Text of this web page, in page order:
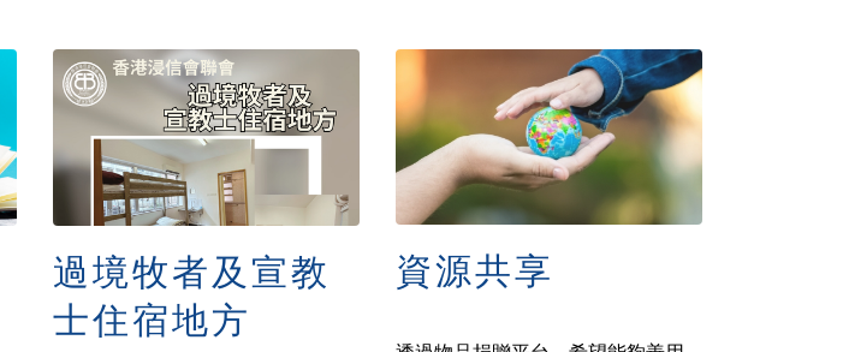
過境牧者及宣教
士住宿地方
資源共享